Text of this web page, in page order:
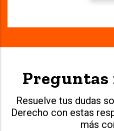
Resuelve tus dudas
Derecho con estas
más